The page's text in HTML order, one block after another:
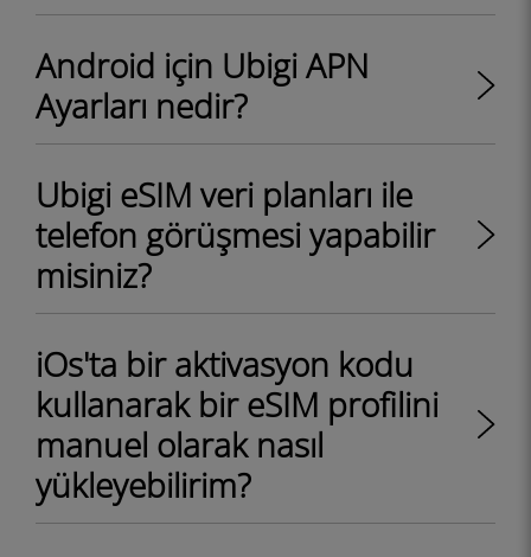
Android için Ubigi APN
Ayarları nedir?
Ubigi eSIM veri planları ile
telefon görüşmesi yapabilir
misiniz?
iOs'ta bir aktivasyon kodu
kullanarak bir eSIM profilini
manuel olarak nasıl
yükleyebilirim?